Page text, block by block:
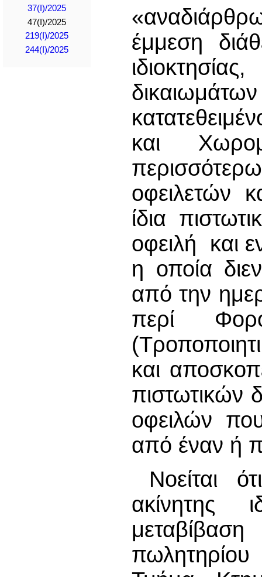
37(I)/2025
47(I)/2025
219(I)/2025
244(I)/2025
έμμεση
και
οφειλετών
ίδια
οφειλή και
η οποία
από την
περί
και
πιστωτικών
οφειλών
από έναν ή
Νοείται
ακίνητης
πωλητηρίου